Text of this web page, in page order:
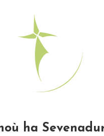
ha